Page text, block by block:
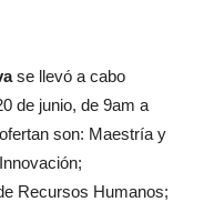
se llevó a cabo
de junio, de 9am a
son: Maestría y
Recursos Humanos;